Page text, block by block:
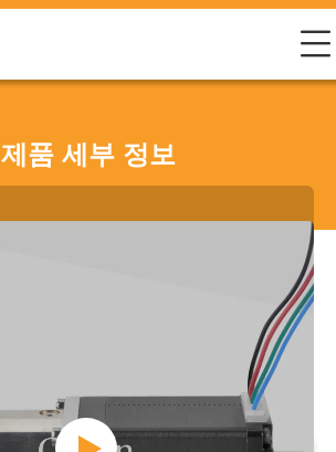
제품 세부 정보